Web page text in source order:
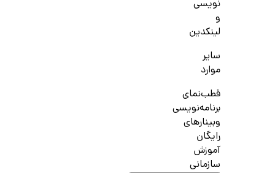
نویسی
و
لینکدین
سایر
موارد
قطب‌نمای
برنامه‌نویسی
وبینارهای
رایگان
آموزش
سازمانی